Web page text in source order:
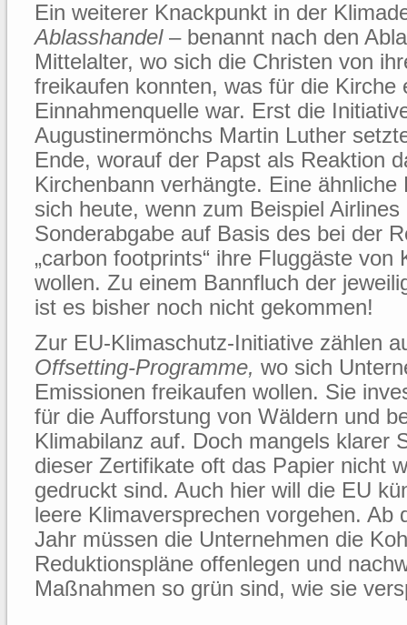
Ein weiterer Knackpunkt in der
Ablasshandel– benannt nach den
Mittelalter, wo sich die Christen von
freikaufen konnten, was für die Kirche
Einnahmenquelle war. Erst die
Augustinermönchs Martin Luther
Ende, worauf der Papst als Reaktion
Kirchenbann verhängte. Eine ähnliche
sich heute, wenn zum Beispiel
Sonderabgabe auf Basis des bei der
„carbon footprints“ ihre Fluggäste von
wollen. Zu einem Bannfluch der
ist es bisher noch nicht gekommen!
Zur EU-Klimaschutz-Initiative zählen
Offsetting-Programme, wo sich
Emissionen freikaufen wollen. Sie
für die Aufforstung von Wäldern und
Klimabilanz auf. Doch mangels klarer
dieser Zertifikate oft das Papier nicht
gedruckt sind. Auch hier will die EU
leere Klimaversprechen vorgehen. Ab
Jahr müssen die Unternehmen die
Reduktionspläne offenlegen und
Maßnahmen so grün sind, wie sie